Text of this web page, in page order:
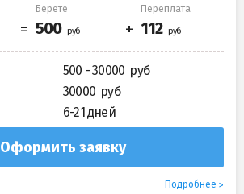
Берете Переплата
500 - 30000
30000
6-21 дней
Оформить заявку
Подробнее